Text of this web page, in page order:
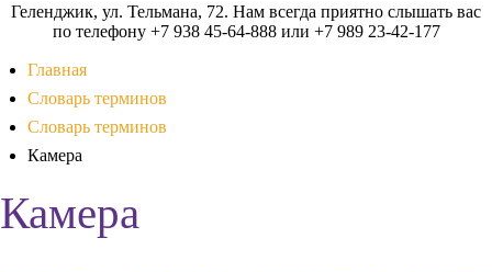
Геленджик, ул. Тельмана, 72. Нам всегда приятно слышать вас
по телефону +7 938 45-64-888 или +7 989 23-42-177
Главная
Словарь терминов
Словарь терминов
Камера
Камера